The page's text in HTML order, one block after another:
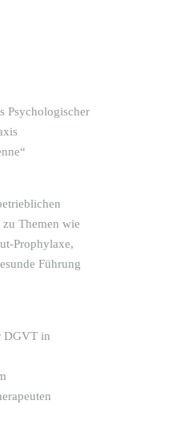
Psychologischer
zu Themen wie
Prophylaxe,
Führung
DGVT in